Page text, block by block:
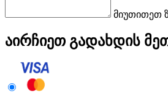
მიუთითეთ
აირჩიეთ გადახდის